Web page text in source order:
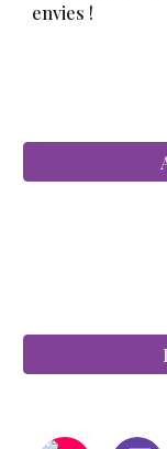
envies !